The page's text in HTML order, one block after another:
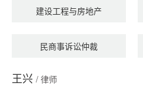
建设工程与房地产
民商事诉讼仲裁
王兴 / 律师